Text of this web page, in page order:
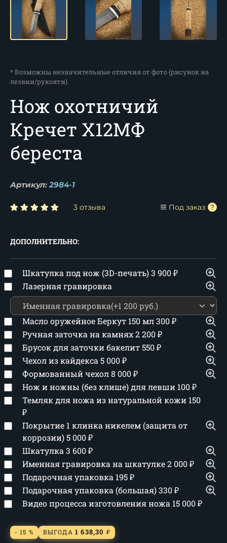
* Возможны незначительные отличия от фото (рисунок на
лезвии/рукояти).
Нож охотничий
Кречет Х12МФ
береста
Артикул: 2984-1
3 отзыва Под заказ
ДОПОЛНИТЕЛЬНО:
Шкатулка под нож (3D-печать)3 900₽
Лазерная гравировка
Масло оружейное Беркут 150 мл300₽
Ручная заточка на камнях2 200₽
Брусок для заточки бакелит550₽
Чехол из кайдекса 5 000₽
Формованный чехол8 000₽
Нож и ножны (без клише) для левши 100₽
Темляк для ножа из натуральной кожи 150
₽
Покрытие 1 клинка никелем (защита от
коррозии)5 000₽
Шкатулка 3 600₽
Именная гравировка на шкатулке2 000₽
Подарочная упаковка 195₽
Подарочная упаковка (большая)330₽
Видео процесса изготовления ножа 15 000₽
- 15 % ВЫГОДА 1 638,30 ₽